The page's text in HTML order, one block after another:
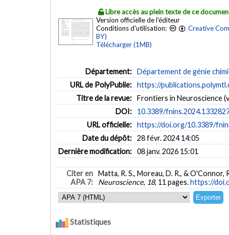
Libre accès au plein texte de ce
Version officielle de l'éditeur
Conditions d'utilisation:
Creative
BY)
Télécharger (1MB)
Département: Département de génie
URL de PolyPublie: https://
Titre de la revue: Frontiers in Neuroscience
DOI:
10.3389/
URL officielle: https://doi.org/10.3389/
Date du dépôt: 28 févr. 2024 14:05
Dernière modification: 08 janv. 2026 15:01
Citer en
APA 7:
Matta, R. S., Moreau, D. R., &
Neuroscience, 18, 11 pages.https://
Statistiques